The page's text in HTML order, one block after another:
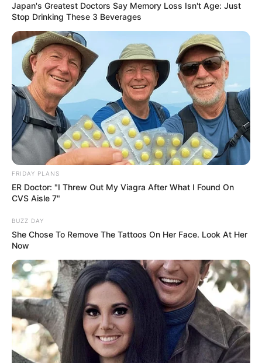
Japan's Greatest Doctors Say Memory Loss Isn't Age: Just
Stop Drinking These 3 Beverages
FRIDAY PLANS
ER Doctor: "I Threw Out My Viagra After What I Found On
CVS Aisle 7"
BUZZ DAY
She Chose To Remove The Tattoos On Her Face. Look At Her
Now